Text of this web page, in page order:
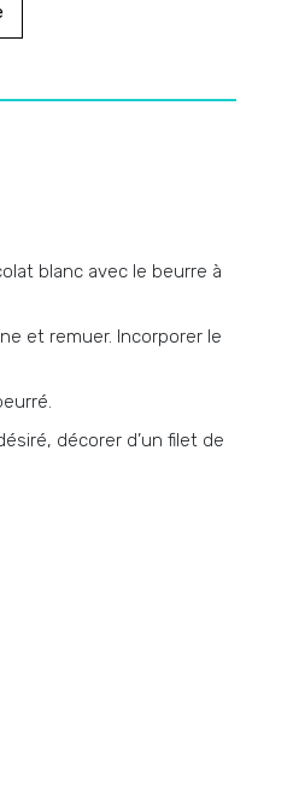
blanc avec le beurre à
et remuer. Incorporer le
décorer d’un filet de